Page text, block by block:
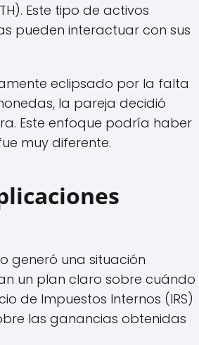
Este tipo de activos
pueden interactuar con sus
eclipsado por la falta
la pareja decidió
Este enfoque podría haber
muy diferente.
generó una situación
un plan claro sobre cuándo
de Impuestos Internos (IRS)
las ganancias obtenidas